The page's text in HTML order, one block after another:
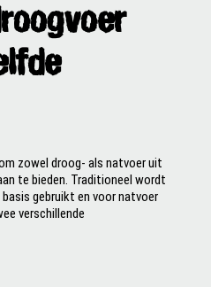
zowel droog- als natvoer uit
te bieden. Traditioneel wordt
gebruikt en voor natvoer
verschillende